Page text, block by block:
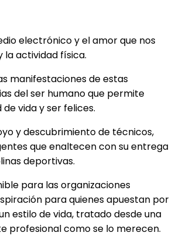
electrónico y el amor que nos
actividad física.
manifestaciones de estas
del ser humano que permite
vida y ser felices.
y descubrimiento de técnicos,
que enaltecen con su entrega
deportivas.
para las organizaciones
para quienes apuestan por
estilo de vida, tratado desde una
profesional como se lo merecen.